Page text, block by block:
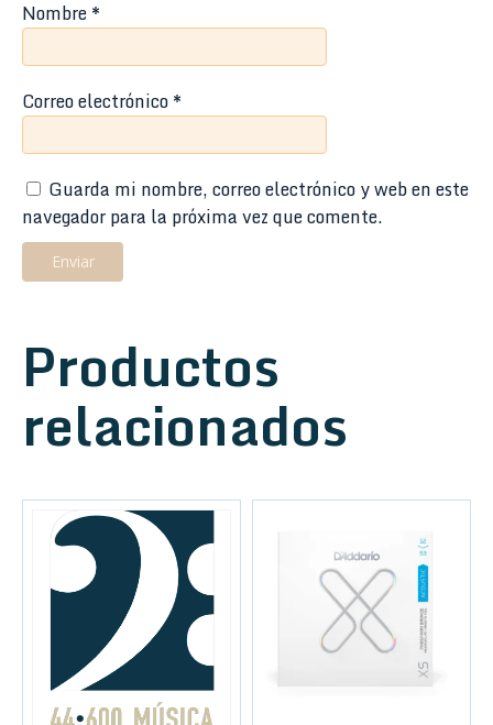
Nombre*
Correo electrónico*
Guarda mi nombre, correo electrónico y web en este
navegador para la próxima vez que comente.
Productos
relacionados